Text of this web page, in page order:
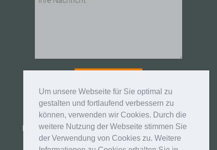
Um unsere Webseite für Sie optimal zu
gestalten und fortlaufend verbessern zu
können, verwenden wir Cookies. Durch die
weitere Nutzung der Webseite stimmen Sie
der Verwendung von Cookies zu. Weitere
*Ich habe den vorstehenden Hinweis und die
Datenschutzhinweise zur Kenntnis genommen und
bin mit ihrer Geltung einverstanden.
>> zu den Datenschutzhinweisen